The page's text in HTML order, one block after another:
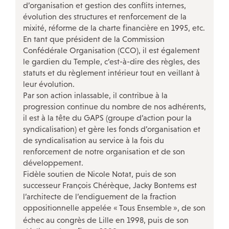
d’organisation et gestion des conflits internes,
évolution des structures et renforcement de la
mixité, réforme de la charte financière en 1995, etc.
En tant que président de la Commission
Confédérale Organisation (CCO), il est également
le gardien du Temple, c’est-à-dire des règles, des
statuts et du règlement intérieur tout en veillant à
leur évolution.
Par son action inlassable, il contribue à la
progression continue du nombre de nos adhérents,
il est à la tête du GAPS (groupe d’action pour la
syndicalisation) et gère les fonds d’organisation et
de syndicalisation au service à la fois du
renforcement de notre organisation et de son
développement.
Fidèle soutien de Nicole Notat, puis de son
successeur François Chérèque, Jacky Bontems est
l’architecte de l’endiguement de la fraction
oppositionnelle appelée « Tous Ensemble », de son
échec au congrès de Lille en 1998, puis de son